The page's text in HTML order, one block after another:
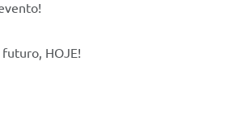
futuro, HOJE!